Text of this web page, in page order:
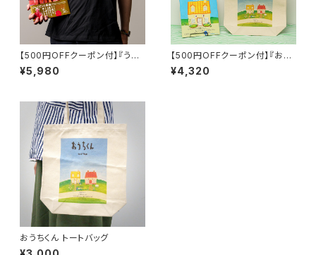
【500円OFFクーポン付】『うえ
をむいてあるこう』セット 『うえを
むいてあるこう』の本とTシャツ
¥5,980
【500円OFFクーポン付】『おう
ちくん』セット 『おうちくん』の本
とトートバッグ
¥4,320
おうちくん トートバッグ